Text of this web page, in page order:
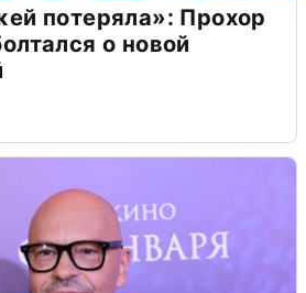
потеряла»: Прохор
о новой